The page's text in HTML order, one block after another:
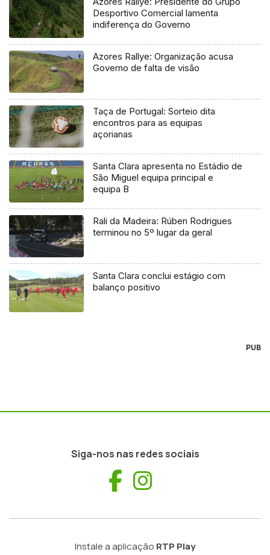
Desportivo Comercial lamenta
indiferença do Governo
Azores Rallye: Organização acusa
Governo de falta de visão
Taça de Portugal: Sorteio dita
encontros para as equipas
açorianas
Santa Clara apresenta no Estádio de
São Miguel equipa principal e
equipa B
Rali da Madeira: Rúben Rodrigues
terminou no 5º lugar da geral
Santa Clara conclui estágio com
balanço positivo
PUB
Siga-nos nas redes sociais
Facebook
Instale a aplicação RTP Play